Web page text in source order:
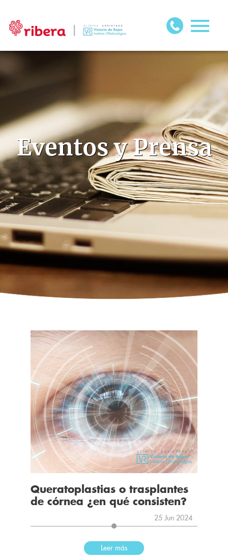
Eventos y Prensa
Queratoplastias o trasplantes
de córnea ¿en qué consisten?
25 Jun 2024
Leer más